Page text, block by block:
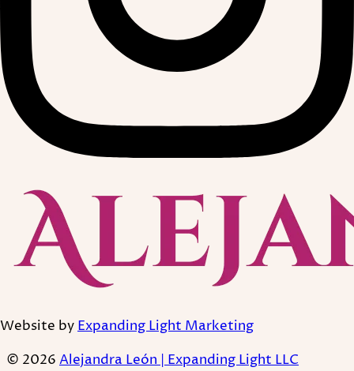
Website byExpanding Light Marketing
© 2026 Alejandra León | Expanding Light LLC